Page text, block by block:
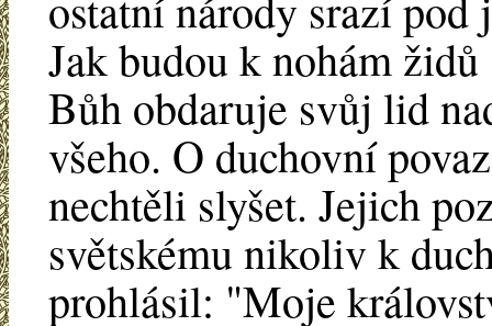
Jak budou k nohám
Bůh obdaruje svůj lid
všeho. O duchovní
nechtěli slyšet. Jejich
světskému nikoliv k
prohlásil: "Moje